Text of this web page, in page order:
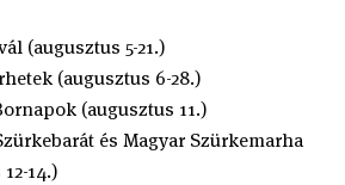
(augusztus 5-21.)
(augusztus 6-28.)
(augusztus 11.)
és Magyar Szürkemarha
14.)